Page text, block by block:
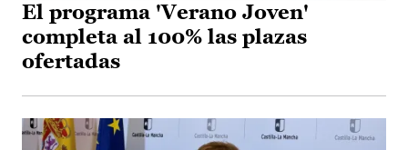
El programa 'Verano Joven'
completa al 100% las plazas
ofertadas